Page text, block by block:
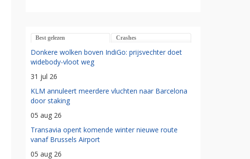
Best gelezen Crashes
Donkere wolken boven IndiGo: prijsvechter doet
widebody-vloot weg
31 jul 26
KLM annuleert meerdere vluchten naar Barcelona
door staking
05 aug 26
Transavia opent komende winter nieuwe route
vanaf Brussels Airport
05 aug 26